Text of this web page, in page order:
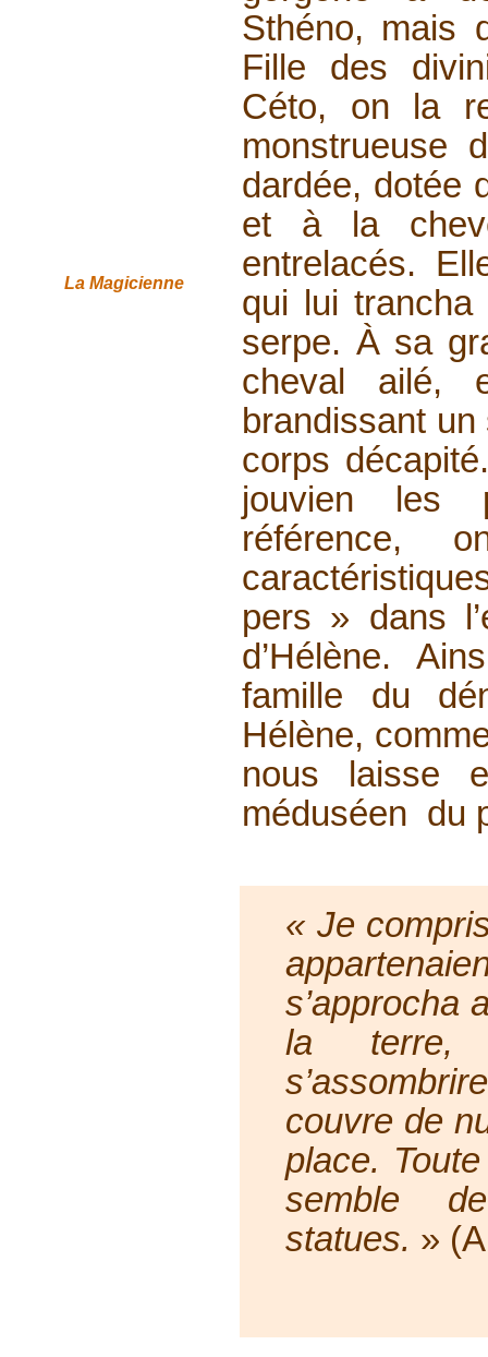
La Magicienne
Sthéno, mais
Fille des
Céto, on la
monstrueuse
dardée, dotée
et à la
entrelacés.
qui lui
serpe. À sa
cheval ailé,
brandissant
corps
jouvien les
référence,
pers » dans
d’Hélène.
famille du
Hélène,
nous laisse
méduséen du
« Je
s’approcha
la
couvre de
place.
semble
statues. »